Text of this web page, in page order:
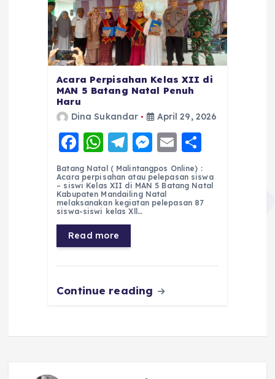
Acara Perpisahan Kelas XII di
MAN 5 Batang Natal Penuh
Haru
Dina Sukandar April 29, 2026
F
a
c
e
b
o
o
k
W
h
a
ts
A
p
p
T
el
e
g
r
a
m
M
e
ss
e
er
E
m
ai
l
h
a
re
Batang Natal ( Malintangpos Online) :
Acara perpisahan atau pelepasan siswa
– siswi Kelas XII di MAN 5 Batang Natal
Kabupaten Mandailing Natal
melaksanakan kegiatan pelepasan 87
siswa-siswi kelas Xll…
Read more
Continue reading